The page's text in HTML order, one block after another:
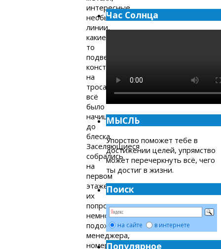
интересные
необычные
линии,
какие-
то
подвесные
конструкции
на
тросах,
всё
было
начищено
до
блеска.
Заселяющиеся
собрались
на
первом
этаже,
их
попросили
немного
подождать
менеджера,
номера
Час Солнца
МЫСЛЬ
Упорство поможет тебе в
достижении целей, упрямство
может перечеркнуть всё, чего
ты достиг в жизни.
Поиск
на сайте в интернете
Популярное